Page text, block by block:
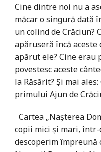
Cine dintre noi nu a
măcar o singură dată
un colind de Crăciun?
apăruseră încă aceste
apărut ele? Cine erau
povestesc aceste
la Răsărit? Și mai
primului Ajun de
Cartea „Nașterea
copii mici și mari,
descoperim împreună